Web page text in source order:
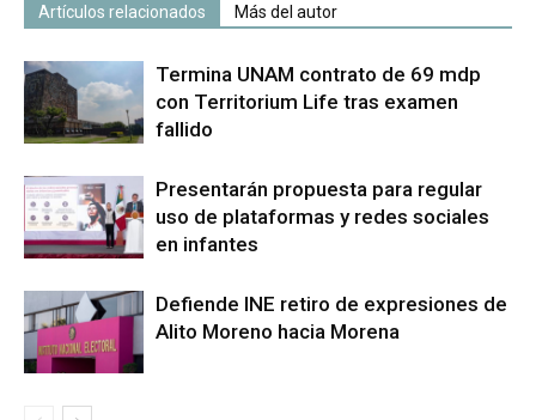
Artículos relacionados Más del autor
Termina UNAM contrato de 69 mdp
con Territorium Life tras examen
fallido
Presentarán propuesta para regular
uso de plataformas y redes sociales
en infantes
Defiende INE retiro de expresiones de
Alito Moreno hacia Morena